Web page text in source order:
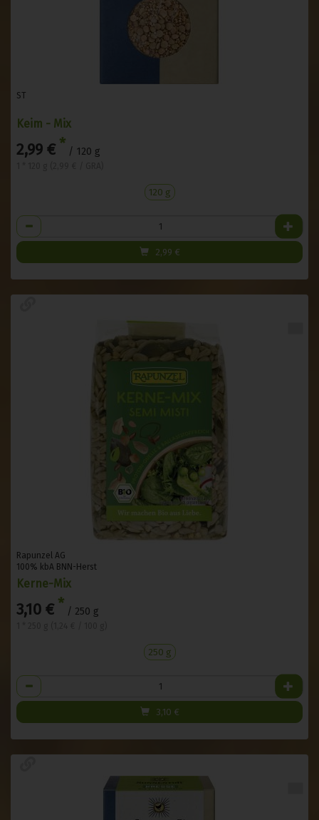
ST
Keim - Mix
2,99 € * / 120 g
120 g
Anzahl
2,99 €
Rapunzel AG
100% kbA BNN-Herst
Kerne-Mix
3,10 € * / 250 g
250 g
Anzahl
3,10 €